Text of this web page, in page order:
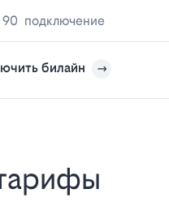
90 подключение
билайн